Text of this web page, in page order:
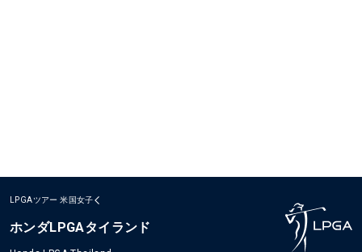
LPGAツアー 米国女子
ホンダLPGAタイランド